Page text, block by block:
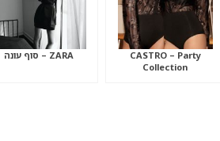
CASTRO – Party
Collection
ZARA – סוף עונה